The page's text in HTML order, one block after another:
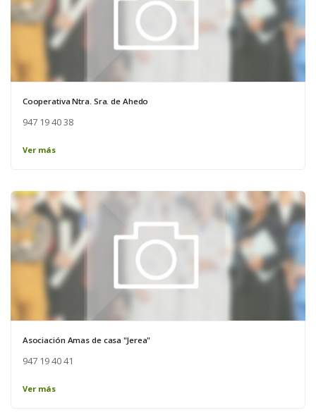
Cooperativa Ntra. Sra. de Ahedo
947 19 40 38
Ver más
Asociación Amas de casa "Jerea"
947 19 40 41
Ver más